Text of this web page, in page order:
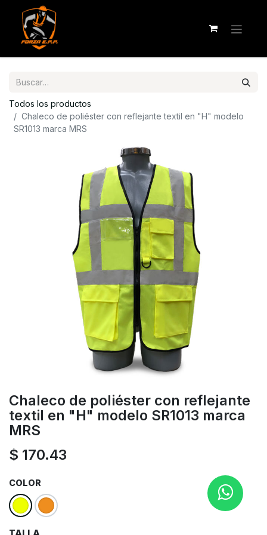
Todos los productos
Chaleco de poliéster con reflejante textil en "H" modelo
SR1013 marca MRS
Chaleco de poliéster con reflejante
textil en "H" modelo SR1013 marca
MRS
$ 170.43
COLOR
TALLA